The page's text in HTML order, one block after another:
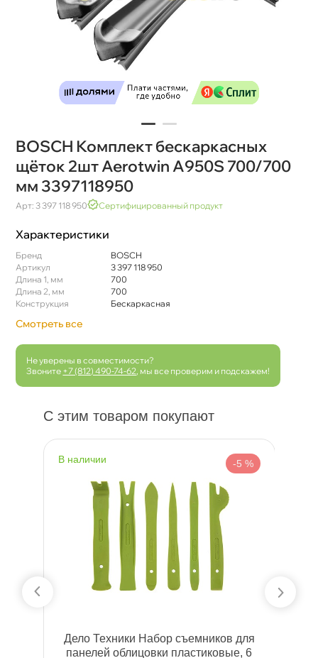
BOSCH Комплект бескаркасных
щёток 2шт Aerotwin A950S 700/700
мм 3397118950
Арт: 3 397 118 950 Сертифицированный продукт
Характеристики
Бренд
BOSCH
Артикул
3 397 118 950
Длина 1, мм
700
Длина 2, мм
700
Конструкция
Бескаркасная
Смотреть все
Не уверены в совместимости?
Звоните +7 (812) 490-74-62 , мы все проверим и подскажем!
С этим товаром покупают
наличии -5 %
Дело Техники Набор съемников для
панелей облицовки пластиковые, 6